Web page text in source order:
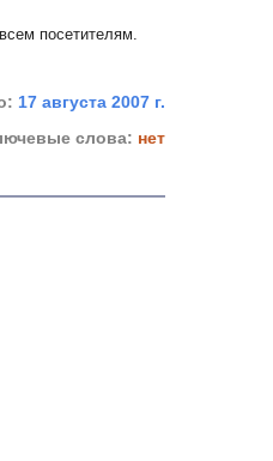
посетителям.
17 августа 2007 г.
слова: нет